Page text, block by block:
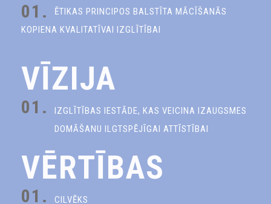
01.
ĒTIKAS PRINCIPOS BALSTĪTA MĀCĪŠANĀS
KOPIENA KVALITATĪVAI IZGLĪTĪBAI
VĪZIJA
01.
IZGLĪTĪBAS IESTĀDE, KAS VEICINA IZAUGSMES
DOMĀŠANU ILGTSPĒJĪGAI ATTĪSTĪBAI
VĒRTĪBAS
01. CILVĒKS